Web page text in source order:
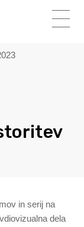
in serij na
dela